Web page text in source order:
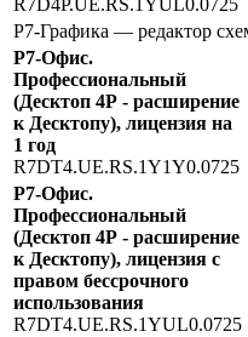
R7D4P.UE.RS.1YUL0.0725
Р7-Графика — редактор
Р7-Офис.
Профессиональный
(Десктоп 4Р - расширение
к Десктопу), лицензия на
1 год
R7DT4.UE.RS.1Y1Y0.0725
Р7-Офис.
Профессиональный
(Десктоп 4Р - расширение
к Десктопу), лицензия с
правом бессрочного
использования
R7DT4.UE.RS.1YUL0.0725